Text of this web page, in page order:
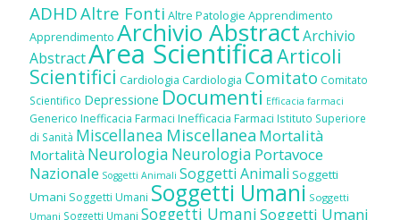
ADHDAltre Fonti Altre Patologie Apprendimento
Apprendimento Archivio AbstractArchivio
AbstractArea ScientificaArticoli
Scientifici Cardiologia Cardiologia Comitato Comitato
Scientifico Depressione Documenti Efficacia farmaci
Generico Inefficacia Farmaci Inefficacia Farmaci Istituto Superiore
di Sanità Miscellanea Miscellanea Mortalità
Mortalità Neurologia Neurologia Portavoce
Nazionale Soggetti Animali Soggetti Animali Soggetti
Umani Soggetti Umani Soggetti Umani Soggetti
Umani Soggetti Umani Soggetti UmaniSoggetti Umani